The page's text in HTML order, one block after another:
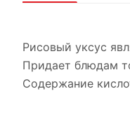
Рисовый уксус
Придает блюдам
Содержание